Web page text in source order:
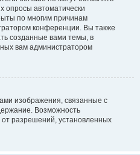
опросы автоматически
по многим причинам
конференции. Вы также
созданные вами темы, в
вам администратором
изображения, связанные с
Возможность
от разрешений, установленных